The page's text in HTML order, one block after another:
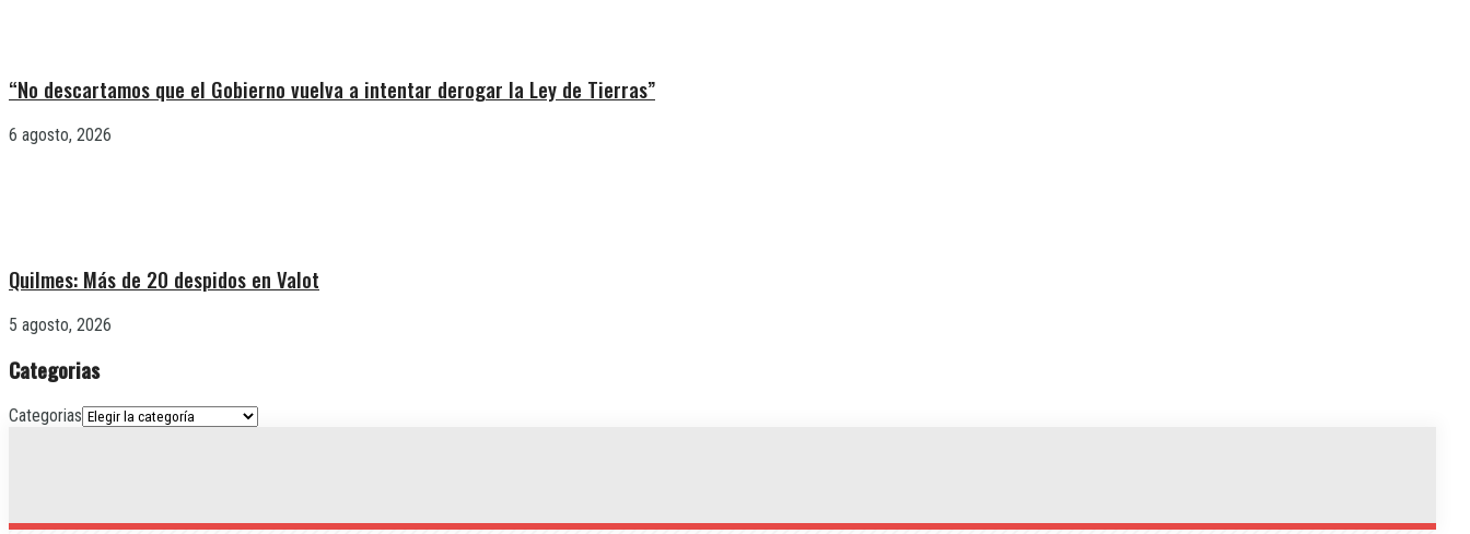
“No descartamos que el Gobierno vuelva a intentar derogar la Ley de Tierras”
6 agosto, 2026
Quilmes: Más de 20 despidos en Valot
5 agosto, 2026
Categorias
Categorias